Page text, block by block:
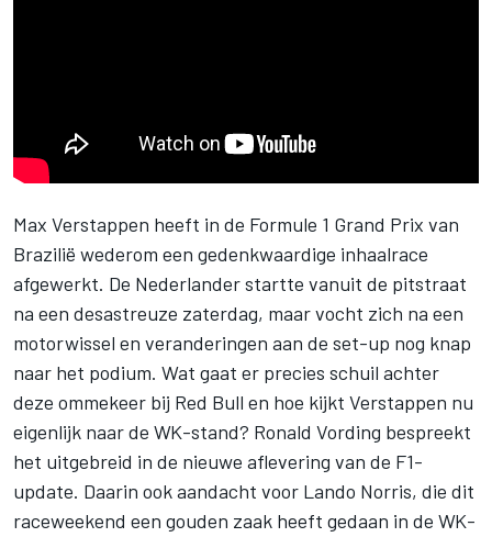
Max Verstappen heeft in de Formule 1 Grand Prix van
Brazilië wederom een gedenkwaardige inhaalrace
afgewerkt. De Nederlander startte vanuit de pitstraat
na een desastreuze zaterdag, maar vocht zich na een
motorwissel en veranderingen aan de set-up nog knap
naar het podium. Wat gaat er precies schuil achter
deze ommekeer bij Red Bull en hoe kijkt Verstappen nu
eigenlijk naar de WK-stand? Ronald Vording bespreekt
het uitgebreid in de nieuwe aflevering van de F1-
update. Daarin ook aandacht voor Lando Norris, die dit
raceweekend een gouden zaak heeft gedaan in de WK-